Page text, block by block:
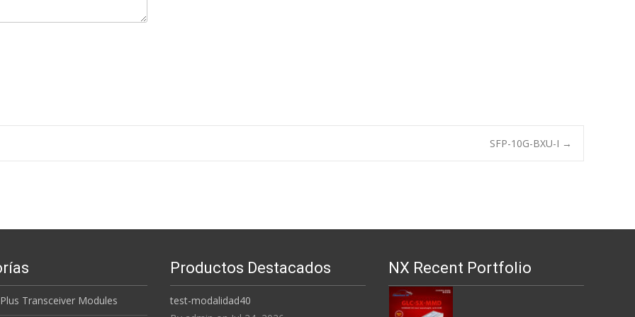
SFP-10G-BXU-I →
Transceiver Modules
Productos Destacados
test-modalidad40
NX Recent Portfolio